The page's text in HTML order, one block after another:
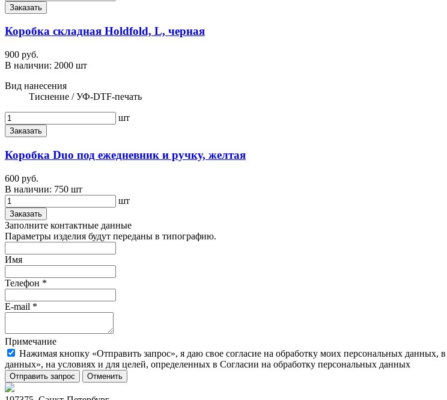
Заказать
Коробка складная Holdfold, L, черная
900 руб.
В наличии: 2000 шт
Вид нанесения
Тиснение / УФ-DTF-печать
шт
Заказать
Коробка Duo под ежедневник и ручку, желтая
600 руб.
В наличии: 750 шт
шт
Заказать
Заполните контактные данные
Параметры изделия будут переданы в типографию.
Имя
Телефон *
E-mail *
Примечание
Нажимая кнопку «Отправить запрос», я даю свое согласие на обработку моих персональных
данных», на условиях и для целей, определенных в Согласии на обработку персональных данных
Отправить запрос Отменить